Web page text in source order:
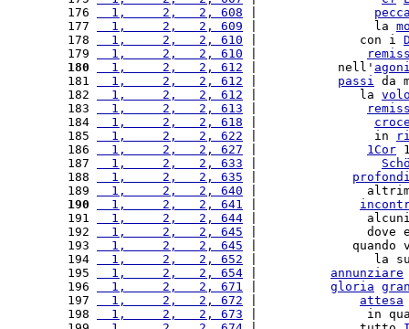
176
  1,     2,   2, 608
177
  1,     2,   2, 609
|                la
178
  1,     2,   2, 610
|              con i
179
  1,     2,   2, 610
180
  1,     2,   2, 612
|           nell'
181
  1,     2,   2, 612
passi da
182
  1,     2,   2, 612
|              la
183
  1,     2,   2, 613
184
  1,     2,   2, 618
185
  1,     2,   2, 622
|                in
186
  1,     2,   2, 627
1Cor
187
  1,     2,   2, 633
188
  1,     2,   2, 635
189
  1,     2,   2, 640
|
190
  1,     2,   2, 641
191
  1,     2,   2, 644
|               alcuni.
192
  1,     2,   2, 645
|               dove e
193
  1,     2,   2, 645
|             quando
194
  1,     2,   2, 652
|                la
195
  1,     2,   2, 654
annunziare
196
  1,     2,   2, 671
gloria
197
  1,     2,   2, 672
attesa
198
  1,     2,   2, 673
|               in